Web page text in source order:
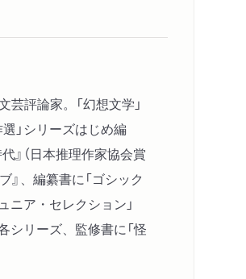
評論家。「幻想文学」
」シリーズはじめ編
』（日本推理作家協会賞
』、編纂書に「ゴシック
ニア・セレクション」
シリーズ、監修書に「怪